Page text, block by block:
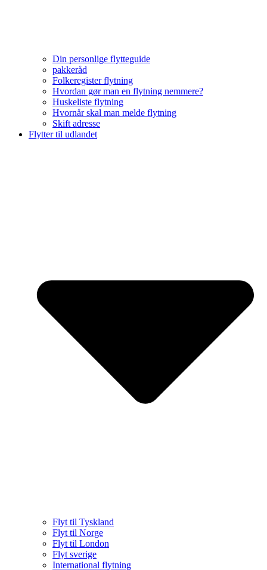
Din personlige flytteguide
pakkeråd
Folkeregister flytning
Hvordan gør man en flytning nemmere?
Huskeliste flytning
Hvornår skal man melde flytning
Skift adresse
Flytter til udlandet
Flyt til Tyskland
Flyt til Norge
Flyt til London
Flyt sverige
International flytning